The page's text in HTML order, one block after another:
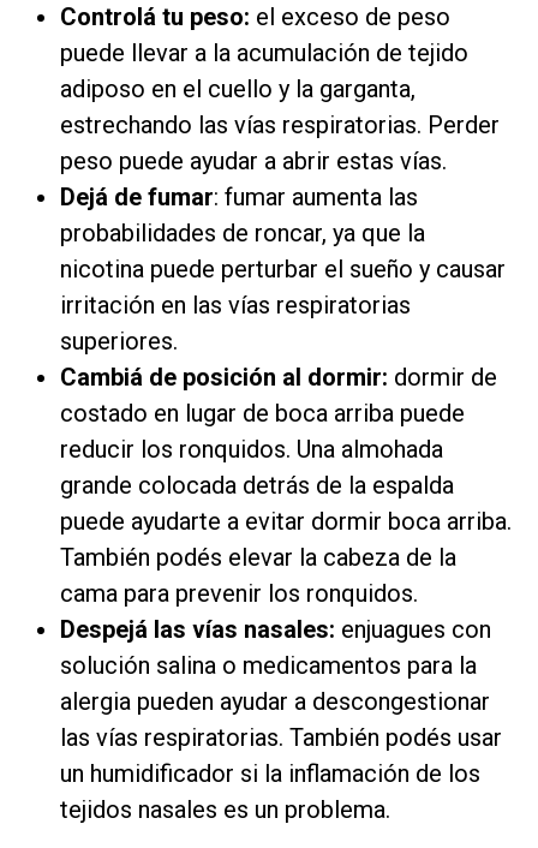
Controlá tu peso: el exceso de peso
puede llevar a la acumulación de tejido
adiposo en el cuello y la garganta,
estrechando las vías respiratorias. Perder
peso puede ayudar a abrir estas vías.
Dejá de fumar: fumar aumenta las
probabilidades de roncar, ya que la
nicotina puede perturbar el sueño y causar
irritación en las vías respiratorias
superiores.
Cambiá de posición al dormir: dormir de
costado en lugar de boca arriba puede
reducir los ronquidos. Una almohada
grande colocada detrás de la espalda
puede ayudarte a evitar dormir boca arriba.
También podés elevar la cabeza de la
cama para prevenir los ronquidos.
Despejá las vías nasales: enjuagues con
solución salina o medicamentos para la
alergia pueden ayudar a descongestionar
las vías respiratorias. También podés usar
un humidificador si la inflamación de los
tejidos nasales es un problema.